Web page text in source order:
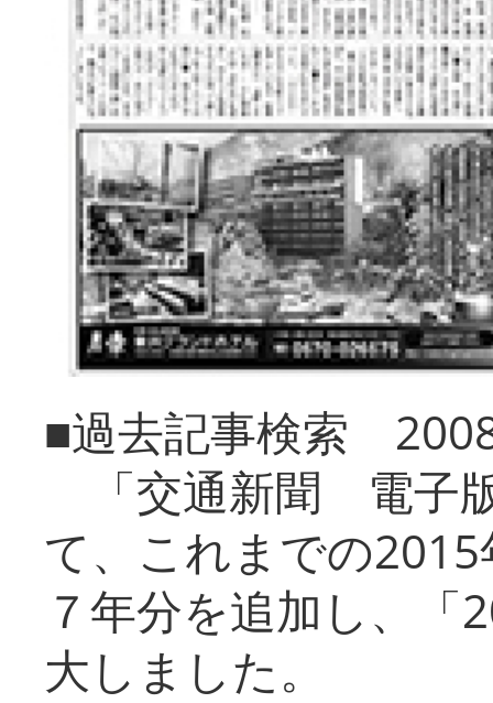
■過去記事検索
「交通新聞 電子
て、これまでの
７年分を追加し、「
大しまし